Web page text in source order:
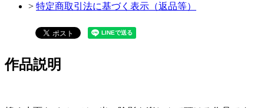
> 特定商取引法に基づく表示（返品等）
作品説明